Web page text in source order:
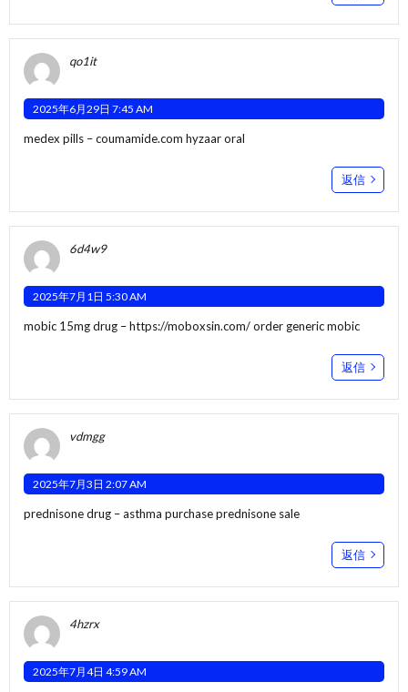
qo1it
2025年6月29日 7:45 AM
medex pills –coumamide.com hyzaar oral
返信
6d4w9
2025年7月1日 5:30 AM
mobic 15mg drug –https://moboxsin.com/order generic mobic
返信
vdmgg
2025年7月3日 2:07 AM
prednisone drug –asthma purchase prednisone sale
返信
4hzrx
2025年7月4日 4:59 AM